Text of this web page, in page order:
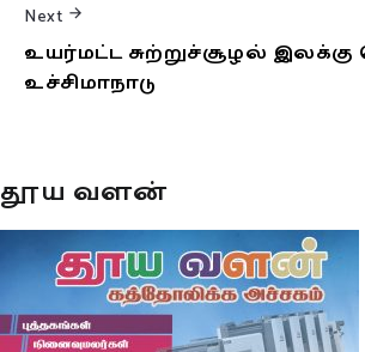
Next
உயர்மட்ட சுற்றுச்சூழல் இலக்கு
உச்சிமாநாடு
தூய வளன்